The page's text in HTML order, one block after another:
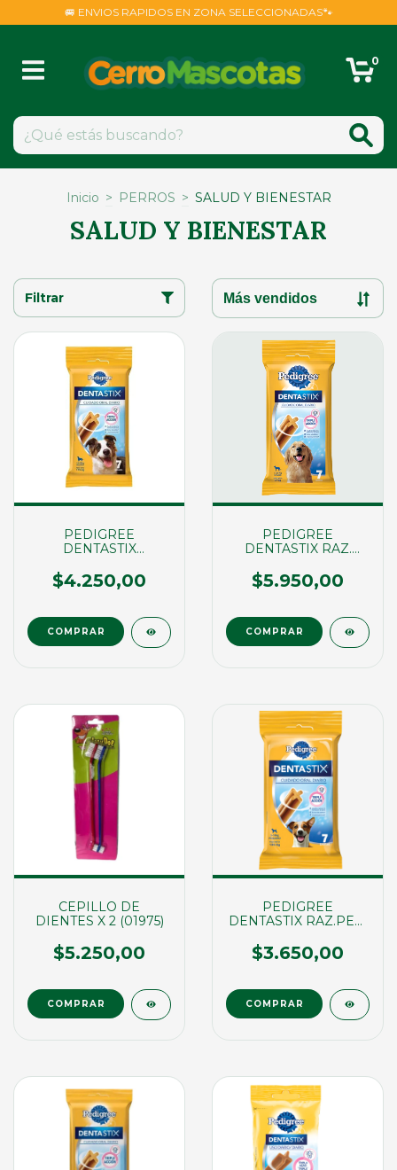
🚐 ENVIOS RAPIDOS EN ZONA SELECCIONADAS🐾
0
Inicio > PERROS > SALUD Y BIENESTAR
SALUD Y BIENESTAR
Filtrar
PEDIGREE
DENTASTIX
7UND (03219)
$4.250,00
PEDIGREE
DENTASTIX RAZ.
(00548)
$5.950,00
CEPILLO DE
DIENTES X 2 (01975)
$5.250,00
PEDIGREE
DENTASTIX RAZ.PEQ.
$3.650,00